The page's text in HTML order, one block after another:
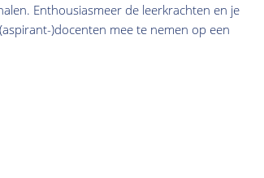
Enthousiasmeer de leerkrachten en je
)docenten mee te nemen op een